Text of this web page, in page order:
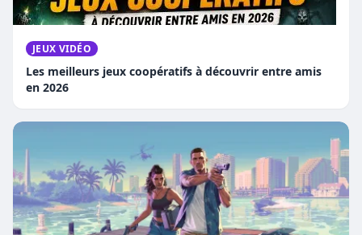
JEUX VIDÉO
Les meilleurs jeux coopératifs à découvrir entre amis
en 2026